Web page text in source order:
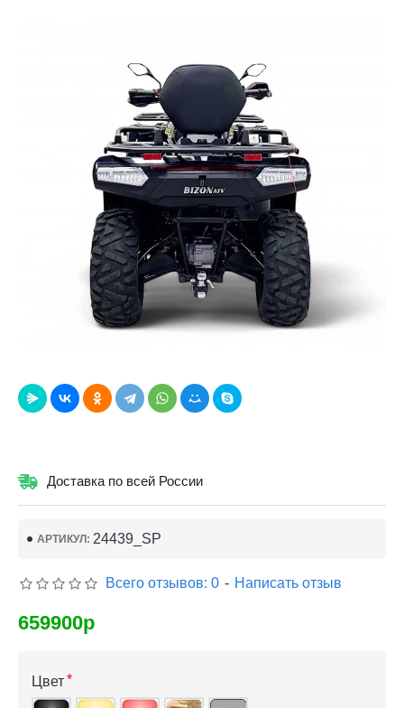
Доставка по всей России
АРТИКУЛ: 24439_SP
Всего отзывов: 0 - Написать отзыв
659900р
Цвет